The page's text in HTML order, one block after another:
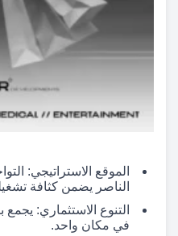
الموقع الاستراتيجي:
الناصر يضمن كثافة
التنوع الاستثماري:
في مكان واحد.